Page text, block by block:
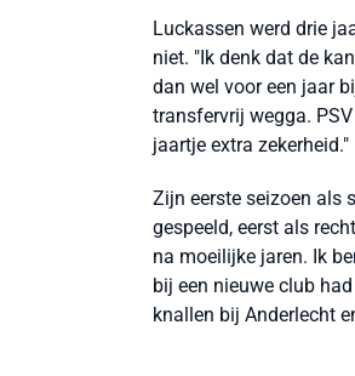
Luckassen werd drie
niet. "Ik denk dat de
dan wel voor een jaar
transfervrij wegga.
jaartje extra zekerheid."
Zijn eerste seizoen als
gespeeld, eerst als
na moeilijke jaren. Ik
bij een nieuwe club
knallen bij Anderlecht